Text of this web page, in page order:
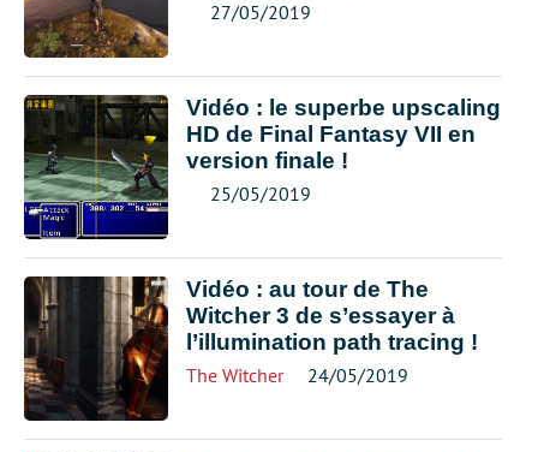
27/05/2019
Vidéo : le superbe upscaling
HD de Final Fantasy VII en
version finale !
25/05/2019
Vidéo : au tour de The
Witcher 3 de s’essayer à
l’illumination path tracing !
The Witcher 24/05/2019